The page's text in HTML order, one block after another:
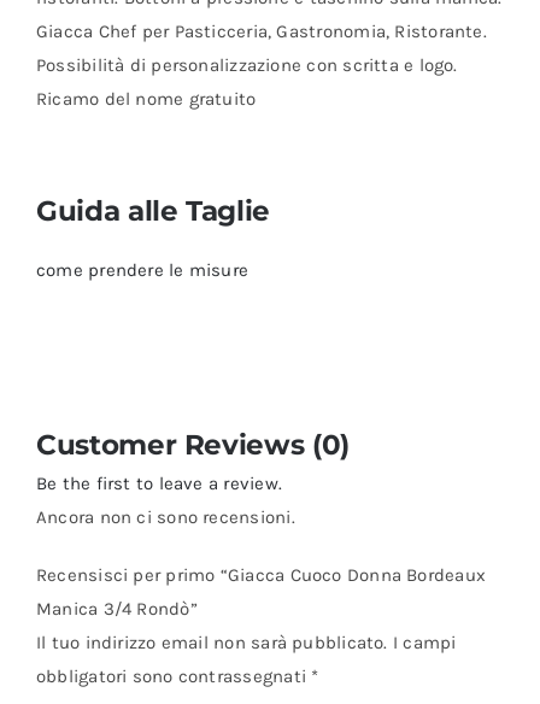
Giacca Chef per Pasticceria, Gastronomia, Ristorante.
Possibilità di personalizzazione con scritta e logo.
Ricamo del nome gratuito
Guida alle Taglie
come prendere le misure
Customer Reviews (0)
Be the first to leave a review.
Ancora non ci sono recensioni.
Recensisci per primo “Giacca Cuoco Donna Bordeaux
Manica 3/4 Rondò”
Il tuo indirizzo email non sarà pubblicato. I campi
obbligatori sono contrassegnati *